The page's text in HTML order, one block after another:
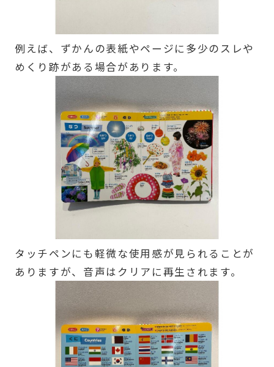
例えば、ずかんの表紙やページに多少のスレや
めくり跡がある場合があります。
タッチペンにも軽微な使用感が見られることが
ありますが、音声はクリアに再生されます。